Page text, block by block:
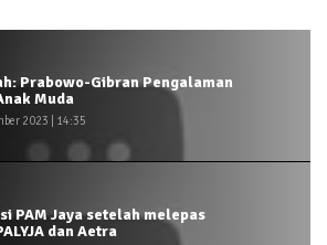
Prabowo-Gibran Pengalaman
Muda
2023 | 14:35
PAM Jaya setelah melepas
dan Aetra